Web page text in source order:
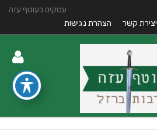
עסקים בעוטף עזה
יצירת קשר הצהרת נגישות